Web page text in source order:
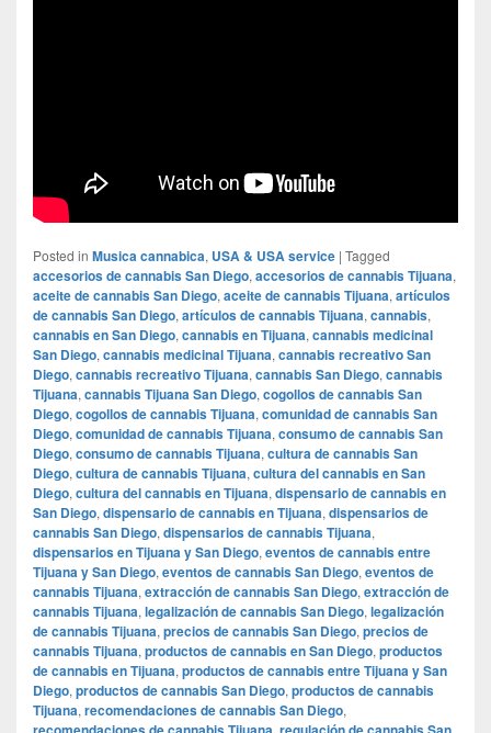
Posted in Musica cannabica, USA & USA service | Tagged
accesorios de cannabis San Diego, accesorios de cannabis Tijuana,
aceite de cannabis San Diego, aceite de cannabis Tijuana, artículos
de cannabis San Diego, artículos de cannabis Tijuana, cannabis,
cannabis en San Diego, cannabis en Tijuana, cannabis medicinal
San Diego, cannabis medicinal Tijuana, cannabis recreativo San
Diego, cannabis recreativo Tijuana, cannabis San Diego, cannabis
Tijuana, cannabis Tijuana San Diego, cogollos de cannabis San
Diego, cogollos de cannabis Tijuana, comunidad de cannabis San
Diego, comunidad de cannabis Tijuana, consumo de cannabis San
Diego, consumo de cannabis Tijuana, cultura de cannabis San
Diego, cultura de cannabis Tijuana, cultura del cannabis en San
Diego, cultura del cannabis en Tijuana, dispensario de cannabis en
San Diego, dispensario de cannabis en Tijuana, dispensarios de
cannabis San Diego, dispensarios de cannabis Tijuana,
dispensarios en Tijuana y San Diego, eventos de cannabis entre
Tijuana y San Diego, eventos de cannabis San Diego, eventos de
cannabis Tijuana, extracción de cannabis San Diego, extracción de
cannabis Tijuana, legalización de cannabis San Diego, legalización
de cannabis Tijuana, precios de cannabis San Diego, precios de
cannabis Tijuana, productos de cannabis en San Diego, productos
de cannabis en Tijuana, productos de cannabis entre Tijuana y San
Diego, productos de cannabis San Diego, productos de cannabis
Tijuana, recomendaciones de cannabis San Diego,
,